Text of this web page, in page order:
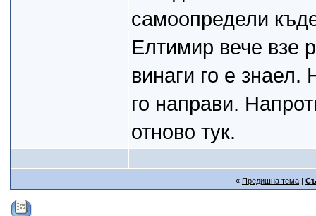
самоопредели
Елтимир вече взе
винаги го е
го направи.
отново тук.
« Предишна тема|